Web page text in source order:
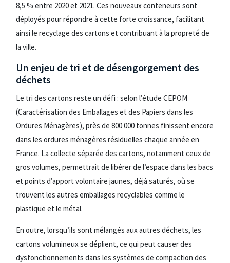
8,5 % entre 2020 et 2021. Ces nouveaux conteneurs sont
déployés pour répondre à cette forte croissance, facilitant
ainsi le recyclage des cartons et contribuant à la propreté de
la ville.
Un enjeu de tri et de désengorgement des
déchets
Le tri des cartons reste un défi : selon l’étude CEPOM
(Caractérisation des Emballages et des Papiers dans les
Ordures Ménagères), près de 800 000 tonnes finissent encore
dans les ordures ménagères résiduelles chaque année en
France. La collecte séparée des cartons, notamment ceux de
gros volumes, permettrait de libérer de l’espace dans les bacs
et points d’apport volontaire jaunes, déjà saturés, où se
trouvent les autres emballages recyclables comme le
plastique et le métal.
En outre, lorsqu’ils sont mélangés aux autres déchets, les
cartons volumineux se déplient, ce qui peut causer des
dysfonctionnements dans les systèmes de compaction des